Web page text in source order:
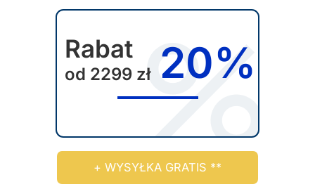
Rabat
od 2299 zł 20%
+ WYSYŁKA GRATIS **